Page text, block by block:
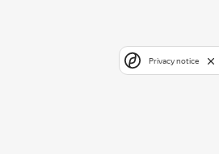
Privacy notice